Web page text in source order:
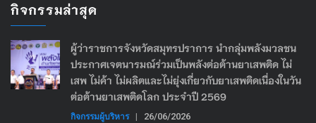
กิจกรรมล่าสุด
ผู้ว่าราชการจังหวัดสมุทรปราการ นำกลุ่มพลังมวลชน
ประกาศเจตนารมณ์ร่วมเป็นพลังต่อต้านยาเสพติด ไม่
เสพ ไม่ค้า ไม่ผลิตและไม่ยุ่งเกี่ยวกับยาเสพติดเนื่องในวัน
ต่อต้านยาเสพติดโลก ประจำปี 2569
กิจกรรมผู้บริหาร | 26/06/2026